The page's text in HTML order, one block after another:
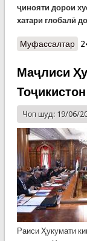
ҷинояти дорои
хатари глобалӣ
Муфассалтаро
Маҷлиси
Тоҷикистон
Чоп шуд: 19/06/
Раиси Ҳукумати